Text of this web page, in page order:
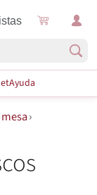
Ayuda
›